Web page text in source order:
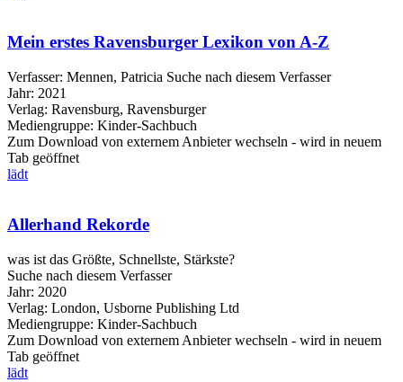
Mein erstes Ravensburger Lexikon von A-Z
Verfasser: Mennen, Patricia Suche nach diesem Verfasser
Jahr: 2021
Verlag: Ravensburg, Ravensburger
Mediengruppe: Kinder-Sachbuch
Zum Download von externem Anbieter wechseln - wird in neuem
Tab geöffnet
lädt
Allerhand Rekorde
was ist das Größte, Schnellste, Stärkste?
Suche nach diesem Verfasser
Jahr: 2020
Verlag: London, Usborne Publishing Ltd
Mediengruppe: Kinder-Sachbuch
Zum Download von externem Anbieter wechseln - wird in neuem
Tab geöffnet
lädt